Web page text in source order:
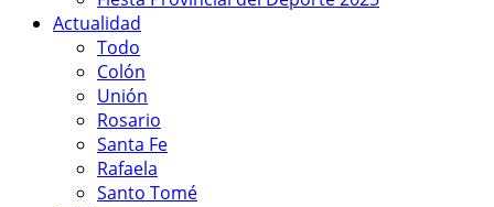
Actualidad
Todo
Colón
Unión
Rosario
Santa Fe
Rafaela
Santo Tomé